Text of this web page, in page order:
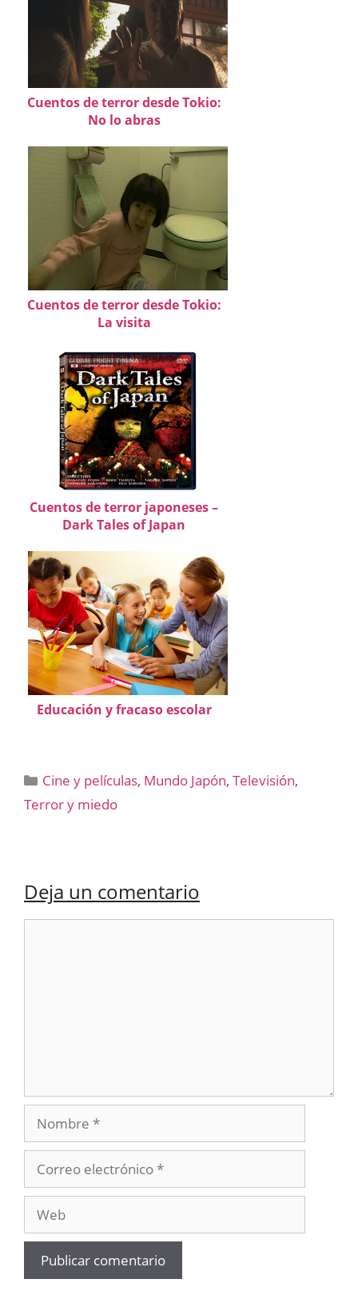
Cuentos de terror desde Tokio:
No lo abras
Cuentos de terror desde Tokio:
La visita
Cuentos de terror japoneses –
Dark Tales of Japan
Educación y fracaso escolar
Categorías
Cine y películas, Mundo Japón,Televisión,
Terror y miedo
Deja un comentario
Nombre
electrónico